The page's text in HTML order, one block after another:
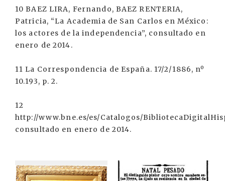
10 BAEZ LIRA, Fernando, BAEZ RENTERIA,
Patricia, “La Academia de San Carlos en México:
los actores de la independencia”, consultado en
enero de 2014.
11 La Correspondencia de España. 17/2/1886, nº
10.193, p. 2.
12
http://www.bne.es/es/Catalogos/
consultado en enero de 2014.